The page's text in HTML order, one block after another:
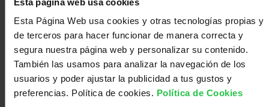
Esta Página Web usa cookies y otras tecnologías propias y
de terceros para hacer funcionar de manera correcta y
segura nuestra página web y personalizar su contenido.
También las usamos para analizar la navegación de los
usuarios y poder ajustar la publicidad a tus gustos y
preferencias. Política de cookies. Política de Cookies
gracias por
pero no lo
disfruto,
dentro de un